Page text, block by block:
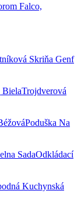
Falco,
Skriňa Genf
Trojdverová
Poduška Na
Odkládací
Kuchynská